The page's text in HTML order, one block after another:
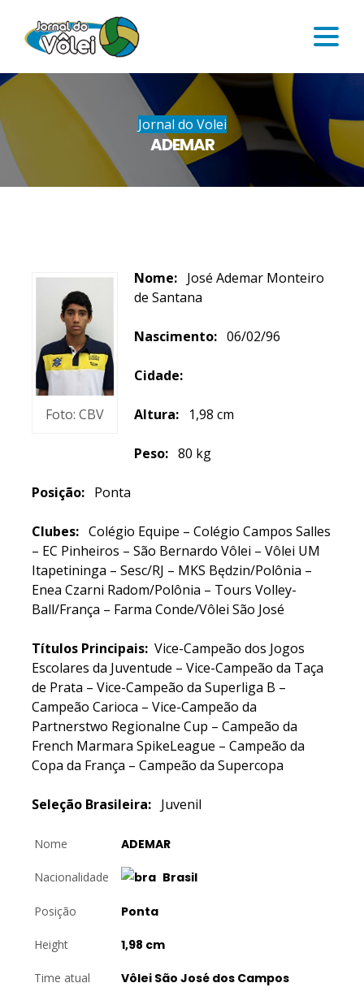
Jornal do Volei
ADEMAR
Foto: CBV
Nome: José Ademar Monteiro
de Santana
Nascimento: 06/02/96
Cidade:
Altura: 1,98 cm
Peso: 80 kg
Posição: Ponta
Clubes: Colégio Equipe – Colégio Campos Salles
– EC Pinheiros – São Bernardo Vôlei – Vôlei UM
Itapetininga – Sesc/RJ – MKS Będzin/Polônia –
Enea Czarni Radom/Polônia – Tours Volley-
Ball/França – Farma Conde/Vôlei São José
Títulos Principais: Vice-Campeão dos Jogos
Escolares da Juventude – Vice-Campeão da Taça
de Prata – Vice-Campeão da Superliga B –
Campeão Carioca – Vice-Campeão da
Partnerstwo Regionalne Cup – Campeão da
French Marmara SpikeLeague – Campeão da
Copa da França – Campeão da Supercopa
Seleção Brasileira: Juvenil
Nome ADEMAR
Nacionalidade Brasil
Posição Ponta
Height 1,98 cm
Time atual Vôlei São José dos Campos